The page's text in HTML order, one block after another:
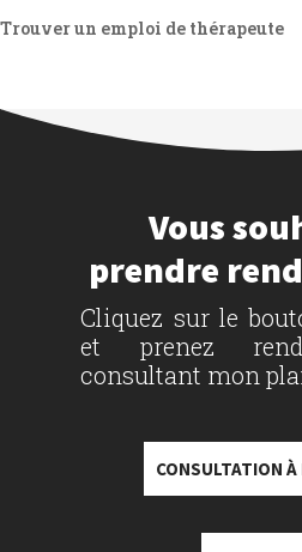
Trouver un emploi de thérapeute
Vous
prendre
Cliquez sur le
et prenez
consultant mon
CONSULTATION À